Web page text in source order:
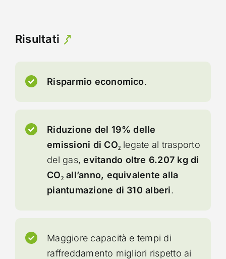
Risultati
Risparmio economico.
Riduzione del 19% delle
emissioni di CO₂ legate al trasporto
del gas,evitando oltre 6.207 kg di
CO₂ all’anno, equivalente alla
piantumazione di 310 alberi.
Maggiore capacità e tempi di
raffreddamento migliori rispetto ai